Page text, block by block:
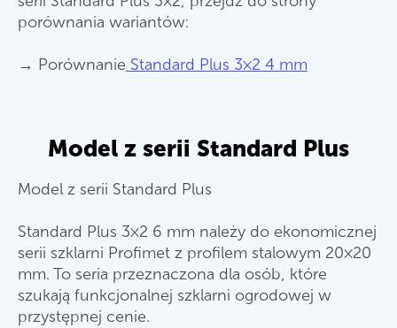
porównania wariantów:
→ Porównanie Standard Plus 3×2 4 mm
Model z serii Standard Plus
Model z serii Standard Plus
Standard Plus 3×2 6 mm należy do ekonomicznej
serii szklarni Profimet z profilem stalowym 20×20
mm. To seria przeznaczona dla osób, które
szukają funkcjonalnej szklarni ogrodowej w
przystępnej cenie.